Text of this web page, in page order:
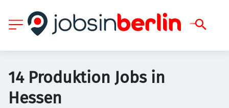
14 Produktion Jobs in
Hessen